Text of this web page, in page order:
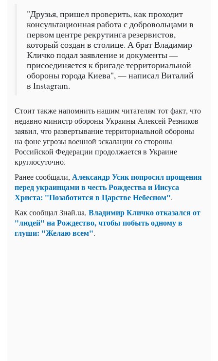
"Друзья, пришел проверить, как проходит
консультационная работа с добровольцами в
первом центре рекрутинга резервистов,
который создан в столице. А брат Владимир
Кличко подал заявление и документы —
присоединяется к бригаде территориальной
обороны города Киева", — написал Виталий
в Instagram.
Стоит также напомнить нашим читателям тот факт, что
недавно министр обороны Украины Алексей Резников
заявил, что развертывание территориальной обороны
на фоне угрозы военной эскалации со стороны
Российской Федерации продолжается в Украине
круглосуточно.
Ранее сообщали, Александр Усик попросил прощения
перед украинцами в честь Рождества и Иисуса
Христа: "Позаботится в Царстве Небесном".
Как сообщал Знай.ua, Владимир Кличко отказался от
"людей" на Рождество, чтобы побыть одному в
глуши: "Желаю всем".